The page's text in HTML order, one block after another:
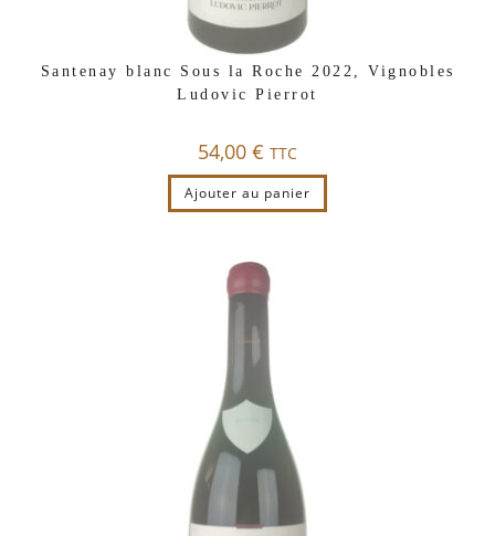
Santenay blanc Sous la Roche 2022, Vignobles
Ludovic Pierrot
54,00 € TTC
Ajouter au panier